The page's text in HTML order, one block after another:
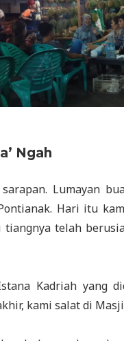
Ngah
Lumayan
Hari itu
tiangnya telah
Kadriah yang
kami salat di